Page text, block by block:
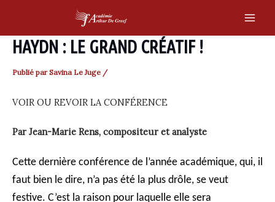
content
HAYDN : LE GRAND CRÉATIF !
Publié par Savina Le Juge /
VOIR OU REVOIR LA CONFÉRENCE
Par Jean-Marie Rens, compositeur et analyste
Cette dernière conférence de l’année académique, qui, il
faut bien le dire, n’a pas été la plus drôle, se veut
festive. C’est la raison pour laquelle elle sera